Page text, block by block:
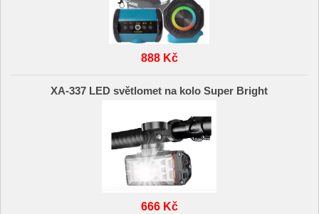
888 Kč
XA-337 LED světlomet na kolo Super Bright
666 Kč